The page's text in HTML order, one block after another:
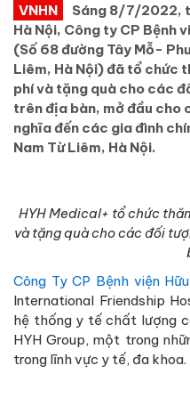
VNHN
Sáng 8/7/2022,
Hà Nội, Công ty CP Bệnh
(Số 68 đường Tây Mỗ-
Liêm, Hà Nội) đã tổ chức
phí và tặng quà cho các
trên địa bàn, mở đầu cho
nghĩa đến các gia đình
Nam Từ Liêm, Hà Nội.
HYH Medical+ tổ chức
và tặng quà cho các đối
Công Ty CP Bệnh viện
International Friendship
hệ thống y tế chất lượng
HYH Group, một trong
trong lĩnh vực y tế, đa khoa.